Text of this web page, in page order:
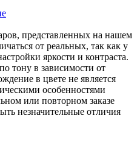
представленных на нашем
от реальных, так как у
яркости и контраста.
тону в зависимости от
в цвете не является
особенностями
или повторном заказе
незначительные отличия